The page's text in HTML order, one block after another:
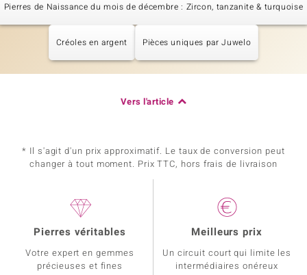
Pierres de Naissance du mois de décembre : Zircon, tanzanite & turquoise
Créoles en argent Pièces uniques par Juwelo
Vers l'article
* Il s'agit d'un prix approximatif. Le taux de conversion peut
changer à tout moment. Prix TTC, hors frais de livraison
Pierres véritables
Votre expert en gemmes
précieuses et fines
Meilleurs prix
Un circuit court qui limite les
intermédiaires onéreux